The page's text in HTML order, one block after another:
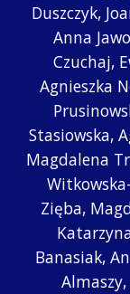
Duszczyk,
Anna
Czuchaj,
Agnieszka
Stasiowska,
Magdalena
Zięba,
Banasiak,